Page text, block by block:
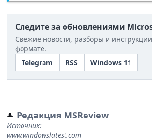
Следите за обновлениями
Свежие новости, разборы и
формате.
Telegram
RSS Windows 11
Редакция MSReview
Источник:
www.windowslatest.com